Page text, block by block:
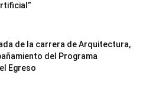
de la carrera de Arquitectura,
del Programa
Egreso